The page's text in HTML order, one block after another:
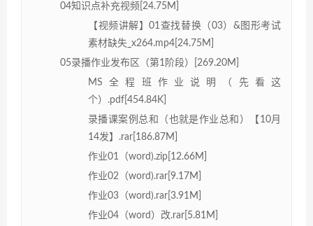
04知识点补充视频[24.75M]
【视频讲解】01查找替换（03）&图形考试
素材缺失_x264.mp4[24.75M]
05录播作业发布区（第1阶段）[269.20M]
MS全程班作业说明（先看这
个）.pdf[454.84K]
录播课案例总和（也就是作业总和）【10月
14发】.rar[186.87M]
作业01（word).zip[12.66M]
作业02（word).rar[9.17M]
作业03（word).rar[3.91M]
作业04（word）改.rar[5.81M]